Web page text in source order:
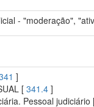
- "moderação",
]
[341.4 ]
Pessoal